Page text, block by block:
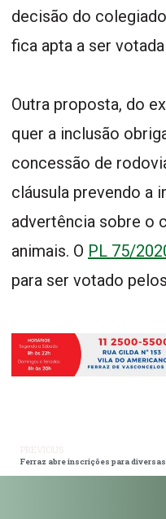
decisão do
fica apta a ser
Outra proposta, do
quer a inclusão
concessão de
cláusula prevendo a
advertência sobre o
animais. O PL 75/
para ser votado